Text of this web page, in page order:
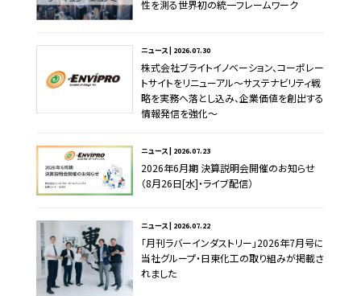
性を測る世界初の統一フレームワーク
ニュース | 2026.07.30
株式会社ブライトイノベーション、コーポレー
トサイトをリニューアル～サステナビリティ戦
略を実務へ落とし込み、企業価値を創出する
情報発信を強化～
ニュース | 2026.07.23
2026年6月期 決算説明会開催のお知らせ
（8月26日[水]・ライブ配信）
ニュース | 2026.07.22
「月刊ラバーインダストリー」2026年7月号に
当社グループ・日東化工の取り組みが掲載さ
れました